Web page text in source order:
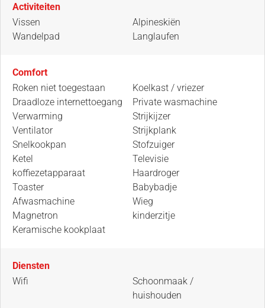
Activiteiten
Vissen
Wandelpad
Alpineskiën
Langlaufen
Comfort
Roken niet toegestaan
Draadloze internettoegang
Verwarming
Ventilator
Snelkookpan
Ketel
koffiezetapparaat
Toaster
Afwasmachine
Magnetron
Keramische kookplaat
Koelkast / vriezer
Private wasmachine
Strijkijzer
Strijkplank
Stofzuiger
Televisie
Haardroger
Babybadje
Wieg
kinderzitje
Diensten
Wifi
Schoonmaak /
huishouden